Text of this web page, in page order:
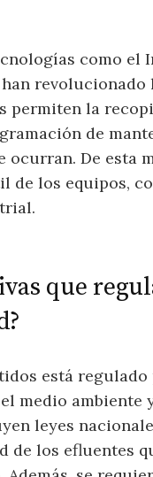
como el
revolucionado
permiten la
de
ocurran. De esta
de los equipos,
que
está regulado
medio ambiente
leyes
los efluentes